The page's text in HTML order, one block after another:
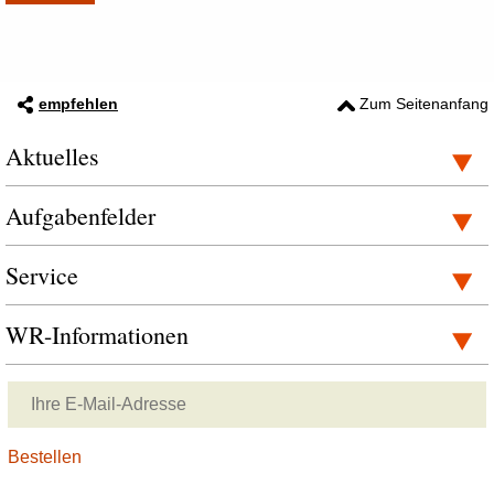
empfehlen Zum Seitenanfang
Aktuelles
Aufgabenfelder
Service
WR-Informationen